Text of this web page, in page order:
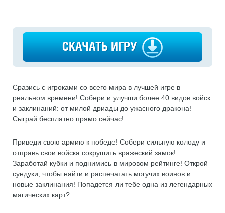
СКАЧАТЬ ИГРУ
Сразись с игроками со всего мира в лучшей игре в
реальном времени! Собери и улучши более 40 видов войск
и заклинаний: от милой дриады до ужасного дракона!
Сыграй бесплатно прямо сейчас!
Приведи свою армию к победе! Собери сильную колоду и
отправь свои войска сокрушить вражеский замок!
Заработай кубки и поднимись в мировом рейтинге! Открой
сундуки, чтобы найти и распечатать могучих воинов и
новые заклинания! Попадется ли тебе одна из легендарных
магических карт?